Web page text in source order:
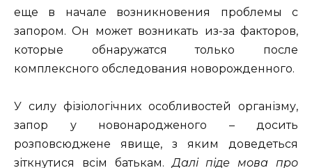
еще в начале возникновения проблемы с
запором. Он может возникать из-за факторов,
которые обнаружатся только после
комплексного обследования новорожденного.
У силу фізіологічних особливостей організму,
запор у новонародженого – досить
розповсюджене явище, з яким доведеться
зіткнутися всім батькам.Далі піде мова про